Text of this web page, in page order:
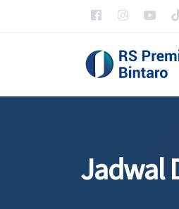
Jadwal